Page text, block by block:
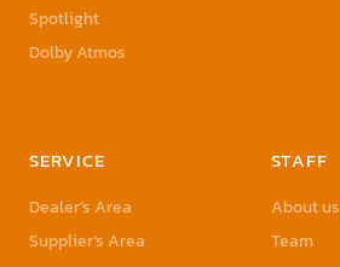
Spotlight
Dolby Atmos
SERVICE
Dealer’s Area
Supplier’s Area
STAFF
About us
Team